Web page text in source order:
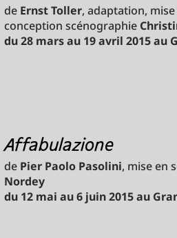
de Ernst Toller, adaptation, mise
conception scénographie
du 28 mars au 19 avril 2015 au
Affabulazione
de Pier Paolo Pasolini, mise en
Nordey
du 12 mai au 6 juin 2015 au